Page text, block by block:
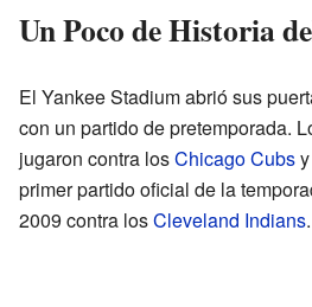
Un Poco de Historia
El Yankee Stadium abrió sus
con un partido de pretemporada.
jugaron contra losChicago Cubs
primer partido oficial de la
2009 contra losCleveland Indians.